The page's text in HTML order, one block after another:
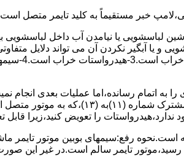
ﺧﺒﺮ مستقیماً ﺑﻪ ﮐﻠﯿﺪ ﺗﺎﯾﻤﺮ ﻣﺘﺼﻞ
ماشین لباسشویی یا نیامدن آب داخل
ﻫﯿﺪرواﺳﺘﺎت،میبایست
ندارد،ﻫﯿﺪرواﺳﺘﺎت را ﺗﻌﻮﯾﺾ ﮐﻨﯿﺪ،زﯾﺮا قابل
ﺗﺎﯾﻤﺮ ﺳﺎﻟﻢ اﺳﺖ.در ﻏﯿﺮ اﯾﻦ ﺻﻮرت